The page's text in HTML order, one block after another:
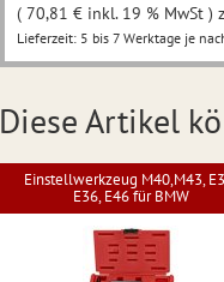
( 70,81 € inkl. 19 % MwSt )
Lieferzeit: 5 bis 7 Werktage je
Diese Artikel
Einstellwerkzeug M40,M43,
E36, E46 für BMW